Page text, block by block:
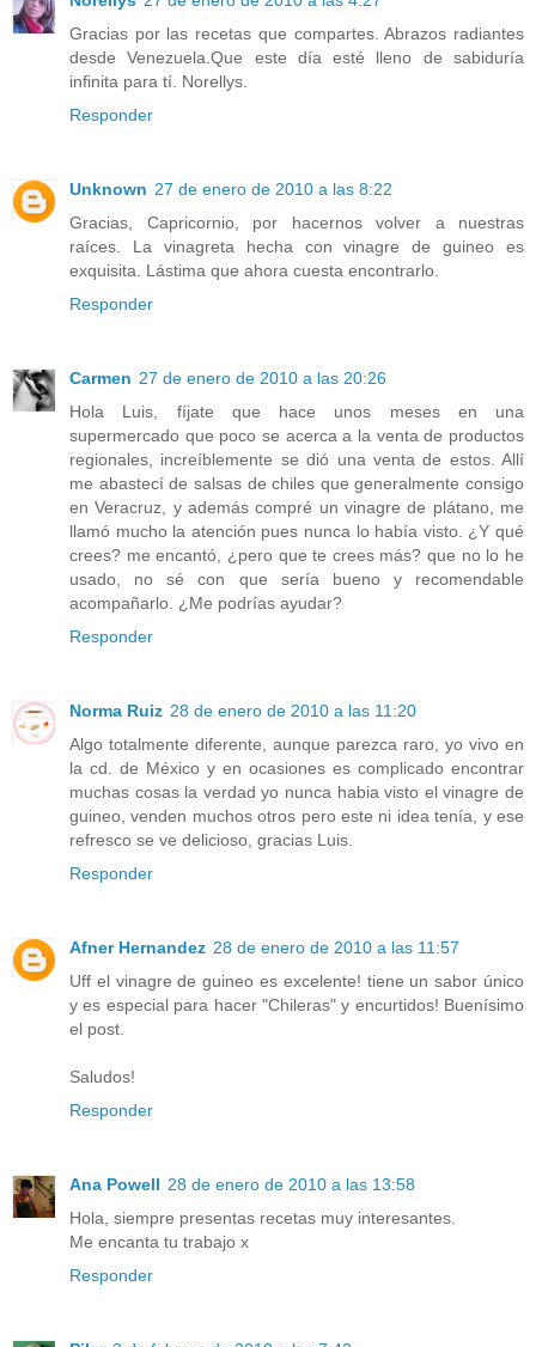
Gracias por las recetas que compartes. Abrazos radiantes
desde Venezuela.Que este día esté lleno de sabiduría
infinita para tí. Norellys.
Responder
Unknown 27 de enero de 2010 a las 8:22
Gracias, Capricornio, por hacernos volver a nuestras
raíces. La vinagreta hecha con vinagre de guineo es
exquisita. Lástima que ahora cuesta encontrarlo.
Responder
Carmen 27 de enero de 2010 a las 20:26
Hola Luis, fíjate que hace unos meses en una
supermercado que poco se acerca a la venta de productos
regionales, increíblemente se dió una venta de estos. Allí
me abastecí de salsas de chiles que generalmente consigo
en Veracruz, y además compré un vinagre de plátano, me
llamó mucho la atención pues nunca lo había visto. ¿Y qué
crees? me encantó, ¿pero que te crees más? que no lo he
usado, no sé con que sería bueno y recomendable
acompañarlo. ¿Me podrías ayudar?
Responder
Norma Ruiz 28 de enero de 2010 a las 11:20
Algo totalmente diferente, aunque parezca raro, yo vivo en
la cd. de México y en ocasiones es complicado encontrar
muchas cosas la verdad yo nunca habia visto el vinagre de
guineo, venden muchos otros pero este ni idea tenía, y ese
refresco se ve delicioso, gracias Luis.
Responder
Afner Hernandez 28 de enero de 2010 a las 11:57
Uff el vinagre de guineo es excelente! tiene un sabor único
y es especial para hacer "Chileras" y encurtidos! Buenísimo
el post.
Saludos!
Responder
Ana Powell 28 de enero de 2010 a las 13:58
Hola, siempre presentas recetas muy interesantes.
Me encanta tu trabajo x
Responder